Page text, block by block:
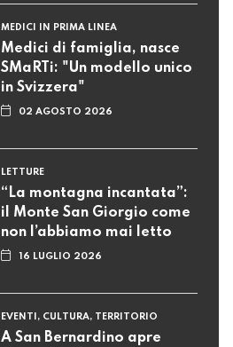
MEDICI IN PRIMA LINEA
Medici di famiglia, nasce
SMaRTi: "Un modello unico
in Svizzera"
02 AGOSTO 2026
LETTURE
“La montagna incantata”:
il Monte San Giorgio come
non l’abbiamo mai letto
16 LUGLIO 2026
EVENTI, CULTURA, TERRITORIO
A San Bernardino apre